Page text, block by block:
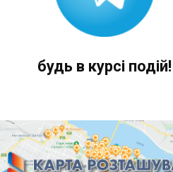
будь в курсі подій!